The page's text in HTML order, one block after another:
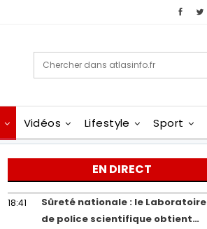
Vidéos Lifestyle Sport
EN DIRECT
18:41
Sûreté nationale : le Laboratoire
de police scientifique obtient…